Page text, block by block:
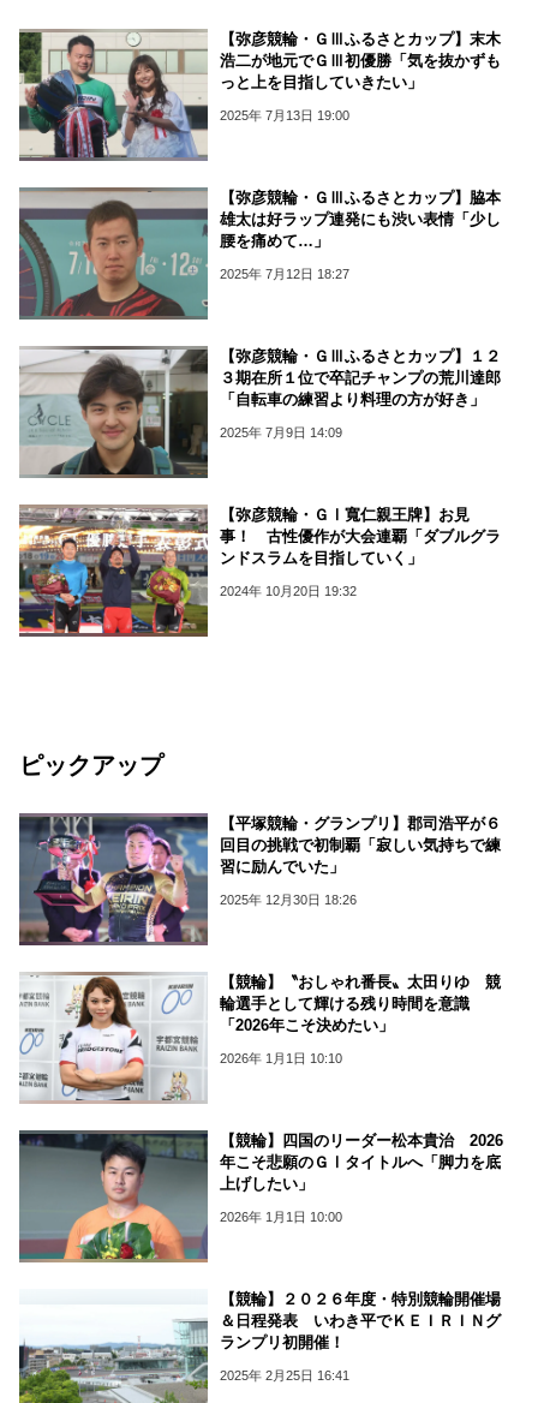
【弥彦競輪・ＧⅢふるさとカップ】末木
浩二が地元でＧⅢ初優勝「気を抜かずも
っと上を目指していきたい」
2025年 7月13日 19:00
【弥彦競輪・ＧⅢふるさとカップ】脇本
雄太は好ラップ連発にも渋い表情「少し
腰を痛めて…」
2025年 7月12日 18:27
【弥彦競輪・ＧⅢふるさとカップ】１２
３期在所１位で卒記チャンプの荒川達郎
「自転車の練習より料理の方が好き」
2025年 7月9日 14:09
【弥彦競輪・ＧⅠ寬仁親王牌】お見
事！ 古性優作が大会連覇「ダブルグラ
ンドスラムを目指していく」
2024年 10月20日 19:32
ピックアップ
【平塚競輪・グランプリ】郡司浩平が６
回目の挑戦で初制覇「寂しい気持ちで練
習に励んでいた」
2025年 12月30日 18:26
【競輪】〝おしゃれ番長〟太田りゆ 競
輪選手として輝ける残り時間を意識
「2026年こそ決めたい」
2026年 1月1日 10:10
【競輪】四国のリーダー松本貴治 2026
年こそ悲願のＧⅠタイトルへ「脚力を底
上げしたい」
2026年 1月1日 10:00
【競輪】２０２６年度・特別競輪開催場
＆日程発表 いわき平でＫＥＩＲＩＮグ
ランプリ初開催！
2025年 2月25日 16:41